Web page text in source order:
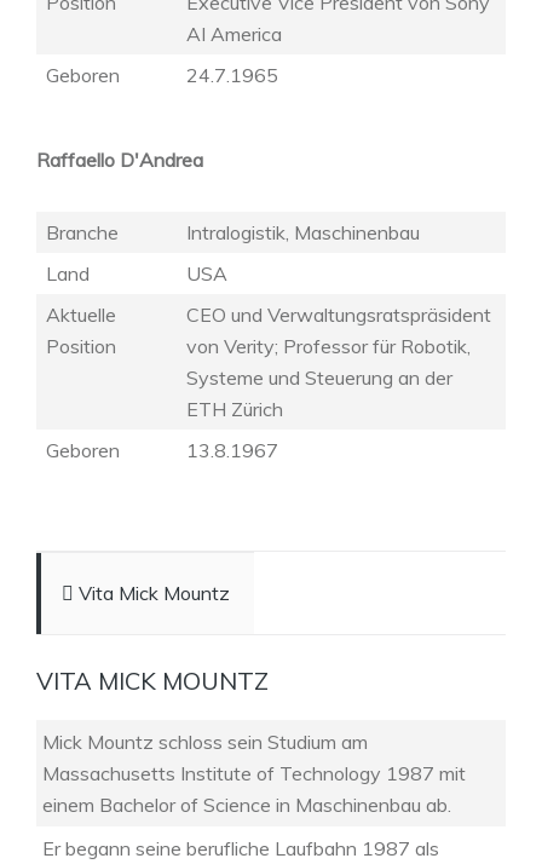
AI America
Geboren
24.7.1965
Raffaello D'Andrea
Branche
Intralogistik, Maschinenbau
Land
USA
Aktuelle
Position
CEO und Verwaltungsratspräsident
von Verity; Professor für Robotik,
Systeme und Steuerung an der
ETH Zürich
Geboren
13.8.1967
Vita Mick Mountz
VITA MICK MOUNTZ
Mick Mountz schloss sein Studium am
Massachusetts Institute of Technology 1987 mit
einem Bachelor of Science in Maschinenbau ab.
Er begann seine berufliche Laufbahn 1987 als